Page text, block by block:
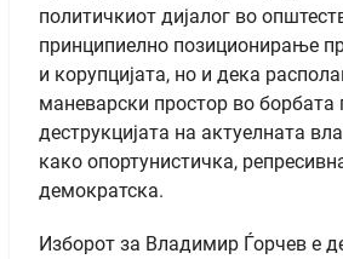
политичкиот дијалог во
принципиелно позиционирање
и корупцијата, но и дека
маневарски простор во борбата
деструкцијата на актуелната
како опортунистичка,
демократска.
Изборот за Владимир Ѓорчев е